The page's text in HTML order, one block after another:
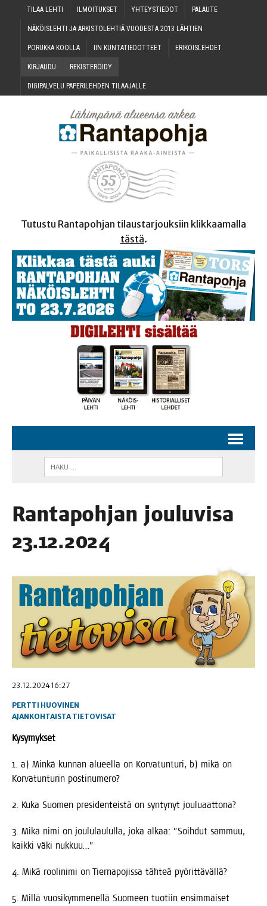
TILAA LEH­TI ILMOI­TUK­SET YHTEYS­TIE­DOT PALAU­TE
NÄKÖIS­LEH­TI JA ARKIS­TO­LEH­TIÄ VUO­DES­TA 2013 LÄHTIEN
PORUK­KA KOOLLA IIN KUN­TA­TIE­DOT­TEET ERI­KOIS­LEH­DET
KIR­JAU­DU REKIS­TE­RÖI­DY
DIGI­PAL­VE­LU PAPE­RI­LEH­DEN TILAAJALLE
Tutustu Rantapohjan tilaustarjouksiin klikkaamalla
tästä.
Ran­ta­poh­jan jou­lu­vi­sa
23.12.2024
23.12.2024 16:27
PERTTI HUOVINEN
AJANKOHTAISTA TIETOVISAT
Kysy­myk­set
1. a) Min­kä kun­nan alu­eel­la on Kor­va­tun­tu­ri, b) mikä on
Kor­va­tun­tu­rin postinumero?
2. Kuka Suo­men pre­si­den­teis­tä on syn­ty­nyt jouluaattona?
3. Mikä nimi on jou­lu­lau­lul­la, joka alkaa: ”Soih­dut sam­muu,
kaik­ki väki nukkuu…”
4. Mikä roo­li­ni­mi on Tier­na­po­jis­sa täh­teä pyörittävällä?
5. Mil­lä vuo­si­kym­me­nel­lä Suo­meen tuo­tiin ensim­mäi­set